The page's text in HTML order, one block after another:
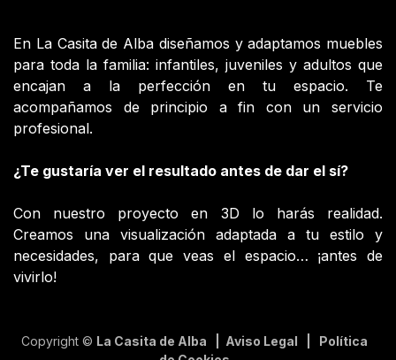
En La Casita de Alba diseñamos y adaptamos muebles
para toda la familia: infantiles, juveniles y adultos que
encajan a la perfección en tu espacio. Te
acompañamos de principio a fin con un servicio
profesional.
¿Te gustaría ver el resultado antes de dar el sí?
Con nuestro proyecto en 3D lo harás realidad.
Creamos una visualización adaptada a tu estilo y
necesidades, para que veas el espacio… ¡antes de
vivirlo!
Copyright © La Casita de Alba | Aviso Legal | Política